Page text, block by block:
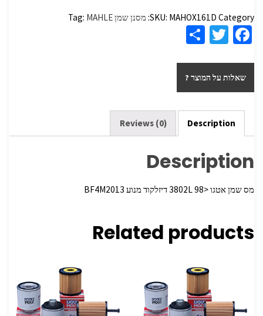
SKU: MAHOX161D Category: מסנן שמן Tag: MAHLE
Fa
b
o
o
k
T
tt
er
ar
e
שאלות על המוצר ?
Description
Reviews (0)
Description
מס שמן אטגו <3802L 98 דיזלקוד מנוע BF4M2013
Related products